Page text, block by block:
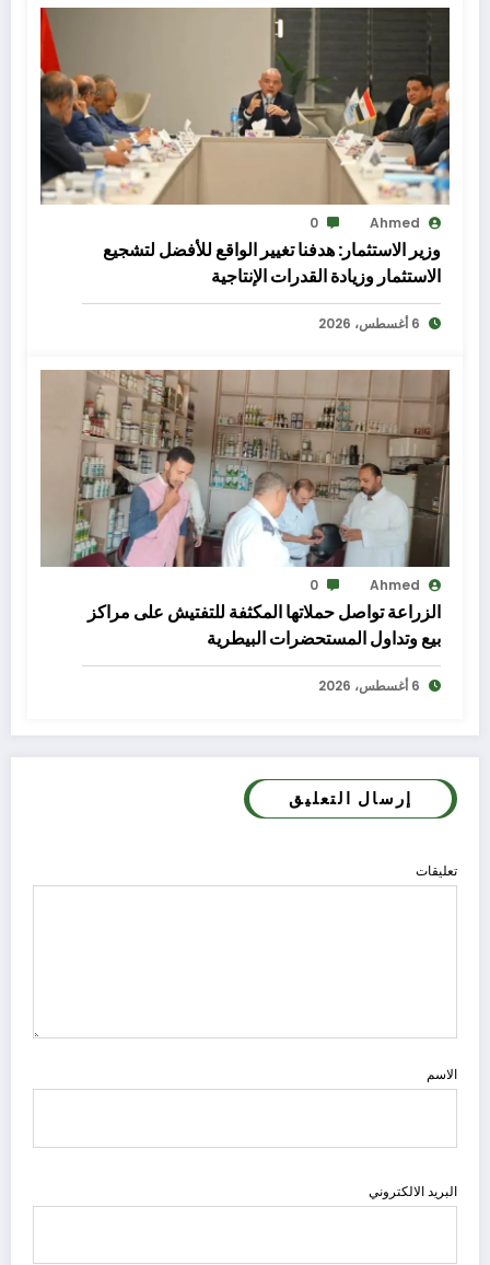
Ahmed
0
وزير الاستثمار: هدفنا تغيير الواقع للأفضل لتشجيع
الاستثمار وزيادة القدرات الإنتاجية
6 أغسطس، 2026
Ahmed
0
الزراعة تواصل حملاتها المكثفة للتفتيش على مراكز
بيع وتداول المستحضرات البيطرية
6 أغسطس، 2026
إرسال التعليق
تعليقات
الاسم
البريد الالكتروني